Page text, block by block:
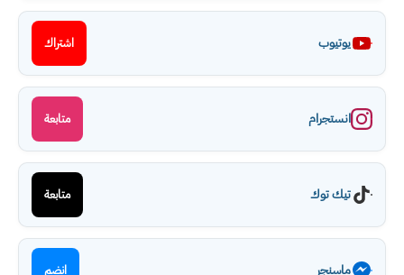
يوتيوب اشتراك
انستجرام متابعة
تيك توك متابعة
ماسنجر انضم